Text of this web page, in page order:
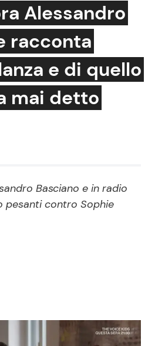
Gossip e TV
Bellezze VIP
Coppie VIP
Reality e Talent
Alessandro
racconta
e di quello
mai detto
Basciano e in radio
pesanti contro Sophie